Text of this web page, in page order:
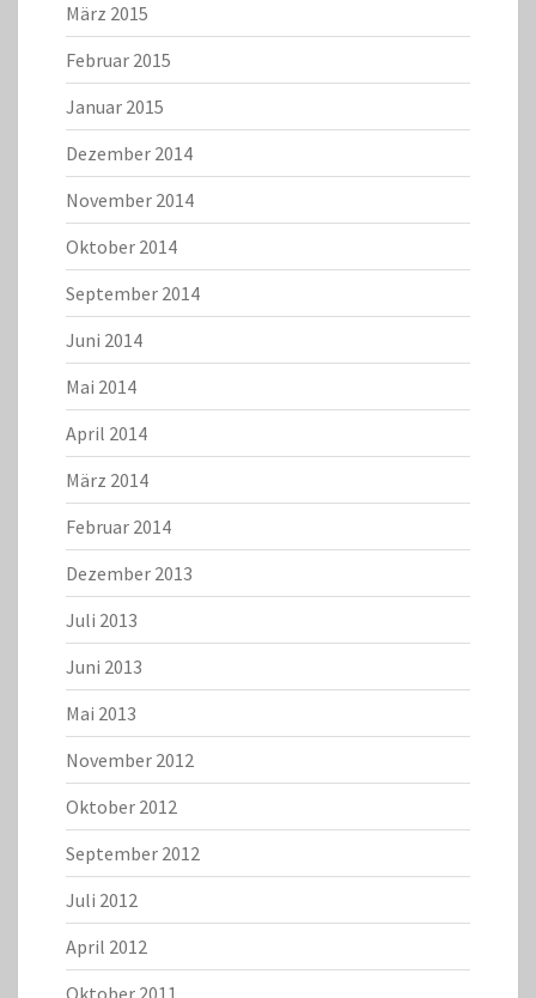
März 2015
Februar 2015
Januar 2015
Dezember 2014
November 2014
Oktober 2014
September 2014
Juni 2014
Mai 2014
April 2014
März 2014
Februar 2014
Dezember 2013
Juli 2013
Juni 2013
Mai 2013
November 2012
Oktober 2012
September 2012
Juli 2012
April 2012